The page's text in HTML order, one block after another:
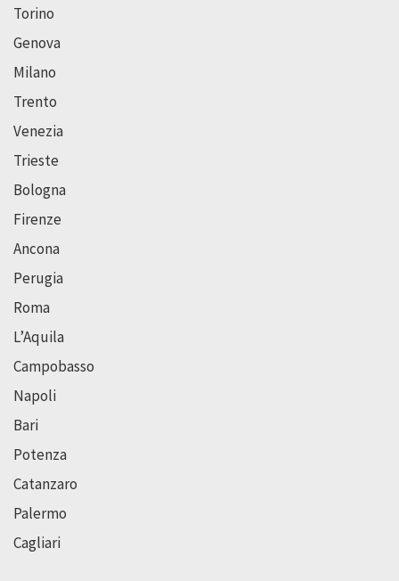
Torino
Genova
Milano
Trento
Venezia
Trieste
Bologna
Firenze
Ancona
Perugia
Roma
L’Aquila
Campobasso
Napoli
Bari
Potenza
Catanzaro
Palermo
Cagliari